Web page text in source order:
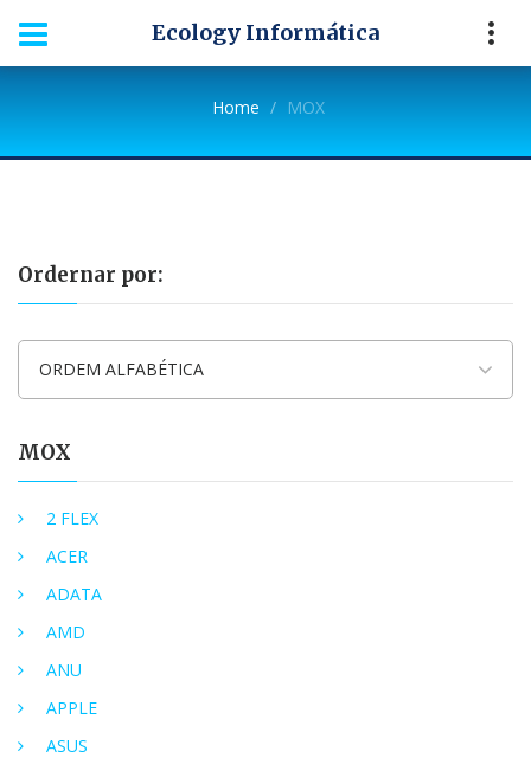
Ecology Informática
Home MOX
Ordernar por:
ORDEM ALFABÉTICA
MOX
2 FLEX
ACER
ADATA
AMD
ANU
APPLE
ASUS